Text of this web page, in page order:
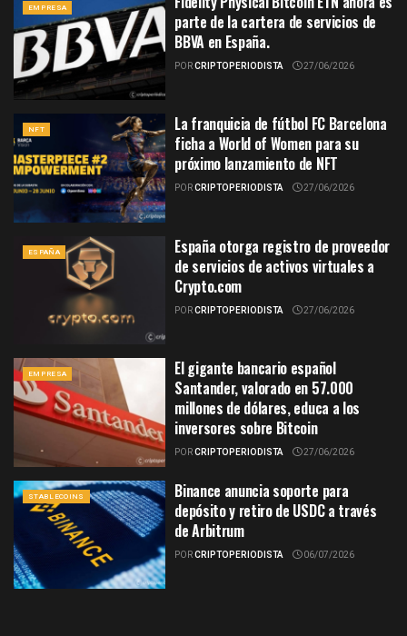
EMPRESA
parte de la cartera de servicios de
BBVA en España.
PORCRIPTOPERIODISTA 27/06/2026
NFT
La franquicia de fútbol FC Barcelona
ficha a World of Women para su
próximo lanzamiento de NFT
PORCRIPTOPERIODISTA 27/06/2026
ESPAÑA
España otorga registro de proveedor
de servicios de activos virtuales a
Crypto.com
PORCRIPTOPERIODISTA 27/06/2026
EMPRESA
El gigante bancario español
Santander, valorado en 57.000
millones de dólares, educa a los
inversores sobre Bitcoin
PORCRIPTOPERIODISTA 27/06/2026
STABLECOINS
Binance anuncia soporte para
depósito y retiro de USDC a través
de Arbitrum
PORCRIPTOPERIODISTA 06/07/2026